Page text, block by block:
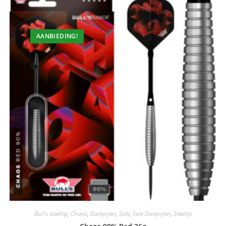
AANBIEDING!
Bull's steeltip, Chaos, Dartpijlen, Sale, Sale Dartpijlen, Steeltip